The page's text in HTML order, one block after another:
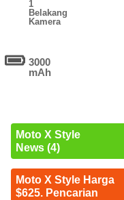
1
Belakang
Kamera
3000
mAh
Moto X Style
News (4)
Moto X Style Harga
$625. Pencarian